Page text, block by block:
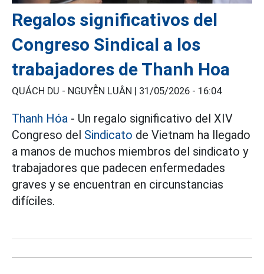
Regalos significativos del
Congreso Sindical a los
trabajadores de Thanh Hoa
QUÁCH DU - NGUYỄN LUÂN | 31/05/2026 - 16:04
Thanh Hóa - Un regalo significativo del XIV
Congreso del Sindicato de Vietnam ha llegado
a manos de muchos miembros del sindicato y
trabajadores que padecen enfermedades
graves y se encuentran en circunstancias
difíciles.